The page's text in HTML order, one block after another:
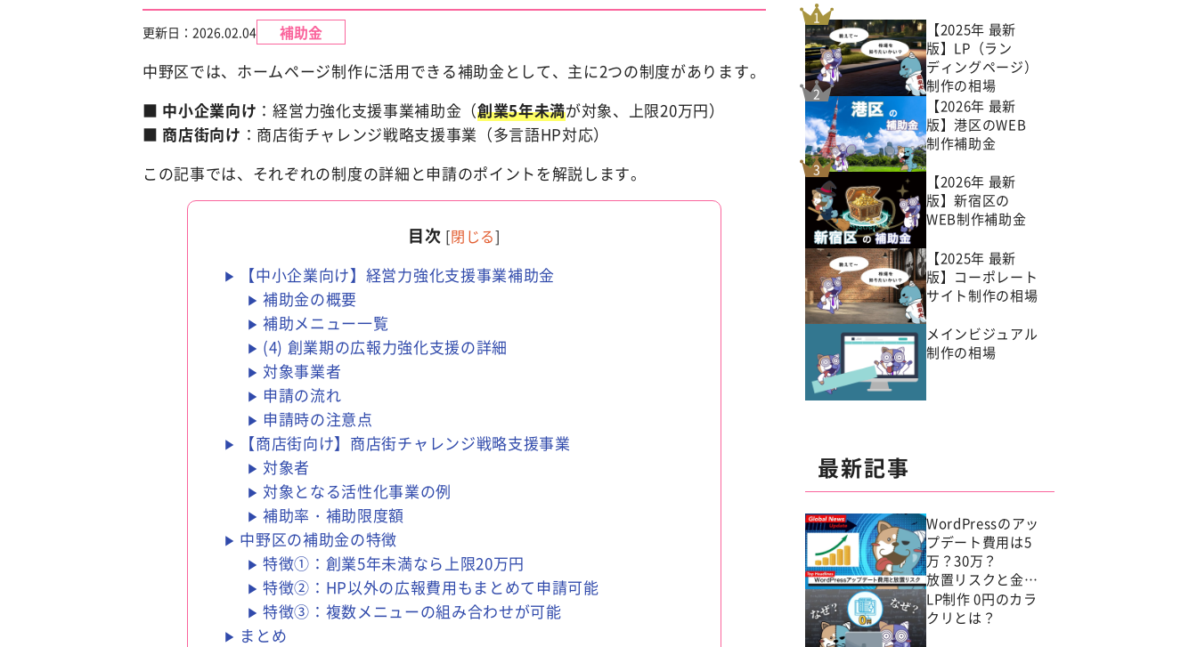
更新日： 2026.02.04 補助金
中野区では、ホームページ制作に活用できる補助金として、主に2つの制度があります。
■ 中小企業向け ：経営力強化支援事業補助金（創業5年未満が対象、上限20万円）
■ 商店街向け ：商店街チャレンジ戦略支援事業（多言語HP対応）
この記事では、それぞれの制度の詳細と申請のポイントを解説します。
目次 [閉じる]
【中小企業向け】経営力強化支援事業補助金
補助金の概要
補助メニュー一覧
(4) 創業期の広報力強化支援の詳細
対象事業者
申請の流れ
申請時の注意点
【商店街向け】商店街チャレンジ戦略支援事業
対象者
対象となる活性化事業の例
補助率・補助限度額
中野区の補助金の特徴
特徴①：創業5年未満なら上限20万円
特徴②：HP以外の広報費用もまとめて申請可能
特徴③：複数メニューの組み合わせが可能
まとめ
【2025年 最新
版】LP（ラン
ディングページ）
制作の相場
【2026年 最新
版】港区のWEB
制作補助金
【2026年 最新
版】新宿区の
WEB制作補助金
【2025年 最新
版】コーポレート
サイト制作の相場
メインビジュアル
制作の相場
最新記事
WordPressのアッ
プデート費用は5
万？30万？
放置リスクと金額
が変わる要因
LP制作 0円のカラ
クリとは？